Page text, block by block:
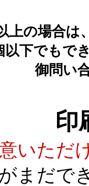
上の場合は
以下でもで
御問い
印
いただ
まだで